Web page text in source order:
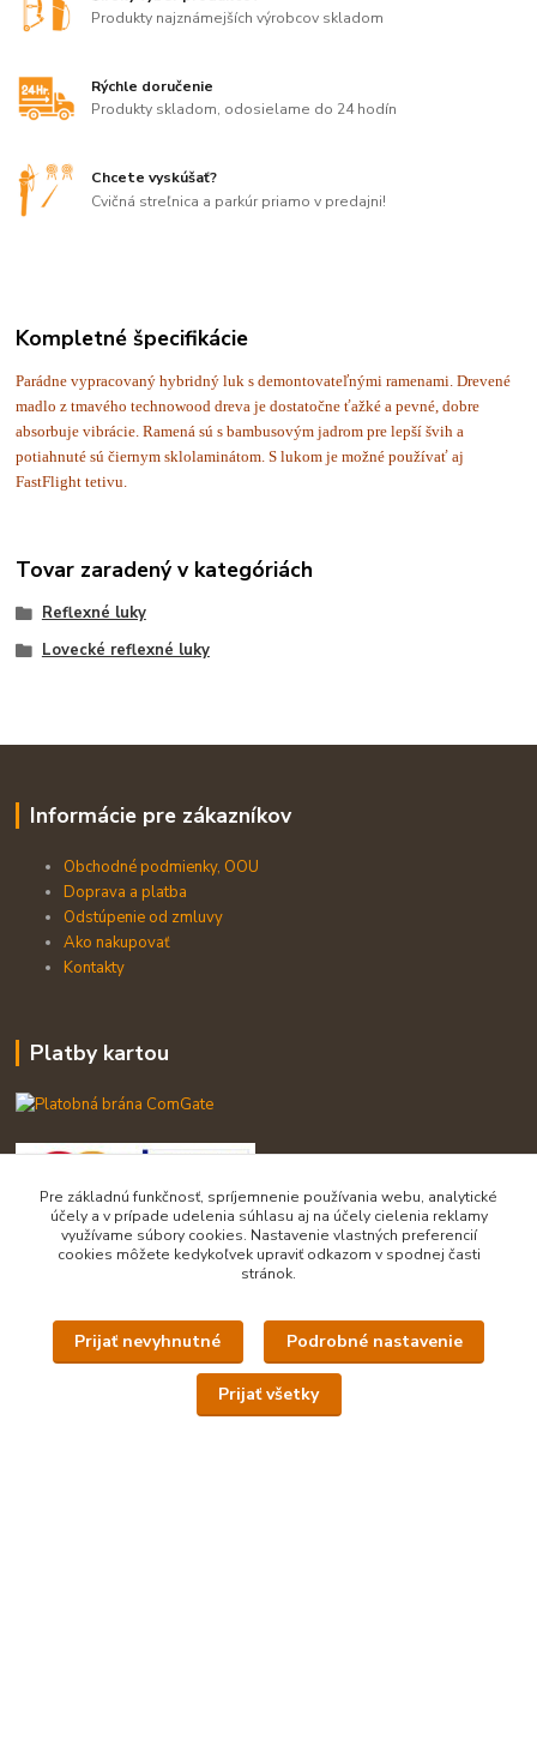
Produkty najznámejších výrobcov skladom
Rýchle doručenie
Produkty skladom, odosielame do 24 hodín
Chcete vyskúšať?
Cvičná streľnica a parkúr priamo v predajni!
Kompletné špecifikácie
Parádne vypracovaný hybridný luk s demontovateľnými ramenami. Drevené
madlo z tmavého technowood dreva je dostatočne ťažké a pevné, dobre
absorbuje vibrácie. Ramená sú s bambusovým jadrom pre lepší švih a
potiahnuté sú čiernym sklolaminátom. S lukom je možné používať aj
FastFlight tetivu.
Tovar zaradený v kategóriách
Reflexné luky
Lovecké reflexné luky
Informácie pre zákazníkov
Obchodné podmienky, OOU
Doprava a platba
Odstúpenie od zmluvy
Ako nakupovať
Kontakty
Platby kartou
Kto sme
Potrebujete poradiť?
Volba správnej dĺžky luku
Pre základnú funkčnosť, spríjemnenie používania webu, analytické
účely a v prípade udelenia súhlasu aj na účely cielenia reklamy
využívame súbory cookies. Nastavenie vlastných preferencií
cookies môžete kedykoľvek upraviť odkazom v spodnej časti
stránok.
Prijať nevyhnutné Podrobné nastavenie
Prijať všetky